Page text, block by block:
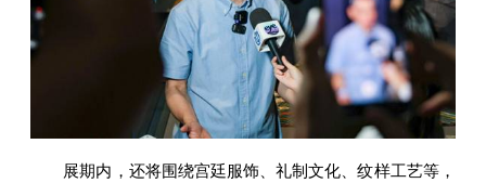
展期内，还将围绕宫廷服饰、礼制文化、纹样工艺等，